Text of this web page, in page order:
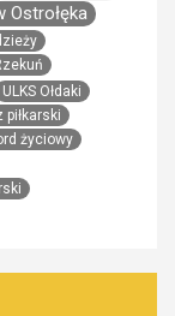
Ostrołęka
ULKS Ołdaki
piłkarski
życiowy